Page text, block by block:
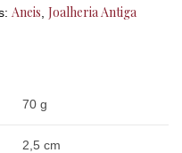
Aneis Joalheria Antiga
70 g
2,5 cm